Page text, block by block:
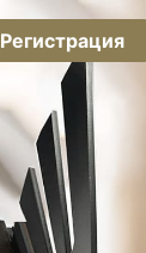
Регистрация